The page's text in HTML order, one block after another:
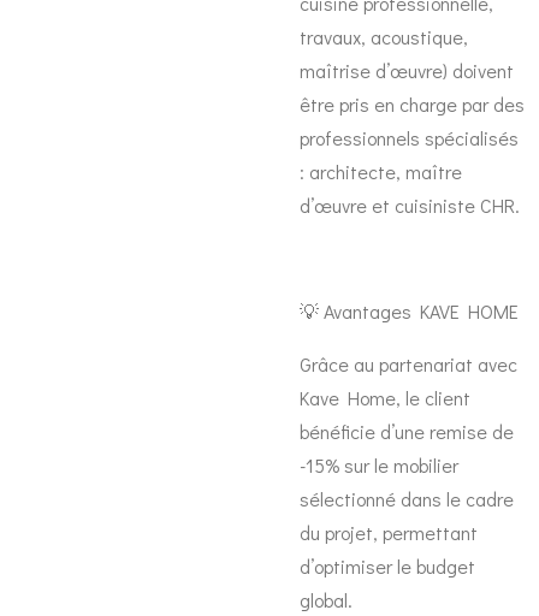
travaux, acoustique,
maîtrise d’œuvre) doivent
être pris en charge par des
professionnels spécialisés
: architecte, maître
d’œuvre et cuisiniste CHR.
💡 Avantages KAVE HOME
Grâce au partenariat avec
Kave Home, le client
bénéficie d’une remise de
-15% sur le mobilier
sélectionné dans le cadre
du projet, permettant
d’optimiser le budget
global.